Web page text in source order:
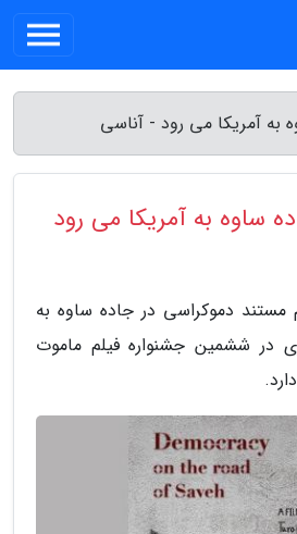
به آمریکا می رود - آناسی
ساوه به آمریکا می رود
مستند دموکراسی در جاده ساوه به
در ششمین جشنواره فیلم ماموت